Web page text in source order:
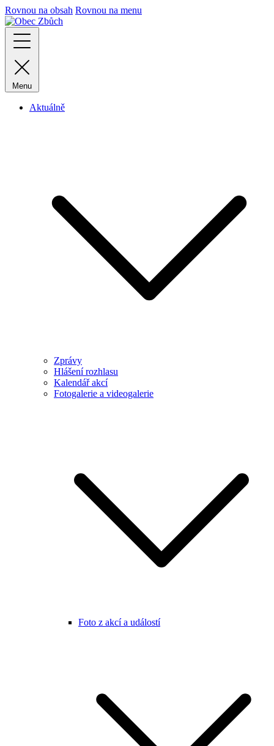
Rovnou na obsah Rovnou na menu
Menu
Aktuálně
Zprávy
Hlášení rozhlasu
Kalendář akcí
Fotogalerie a videogalerie
Foto z akcí a událostí